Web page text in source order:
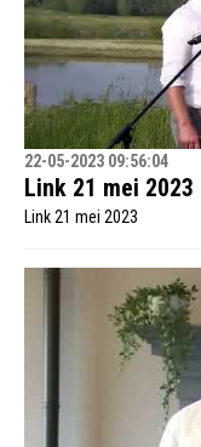
22-05-2023 09:56:04
Link 21 mei 2023
Link 21 mei 2023